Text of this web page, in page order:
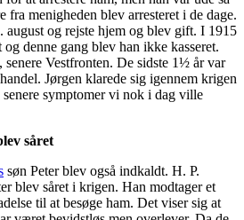
fra menigheden blev arresteret i de dage.
august og rejste hjem og blev gift. I 1915
denne gang blev han ikke kasseret.
Vestfronten. De sidste 1½ år var
Jørgen klarede sig igennem krigen
symptomer vi nok i dag ville
såret
søn Peter blev også indkaldt. H. P.
blev såret i krigen. Han modtager et
til at besøge ham. Det viser sig at